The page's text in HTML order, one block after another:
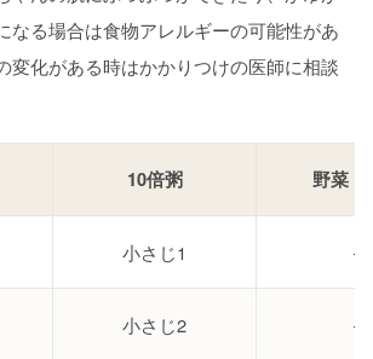
なる場合は食物アレルギーの可能性があ
変化がある時はかかりつけの医師に相談
10倍粥 野菜・
小さじ1 –
小さじ2 –